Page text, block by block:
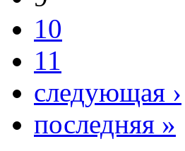
10
11
следующая ›
последняя »